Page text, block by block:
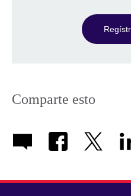
Comparte esto